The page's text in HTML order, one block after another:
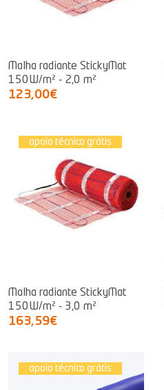
Malha radiante StickyMat
150W/m² - 2,0 m²
123,00€
apoio técnico grátis
Malha radiante StickyMat
150W/m² - 3,0 m²
163,59€
apoio técnico grátis